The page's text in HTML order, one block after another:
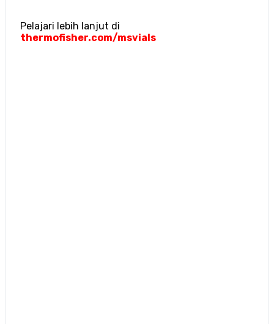
Pelajari lebih lanjut di
thermofisher.com/msvials